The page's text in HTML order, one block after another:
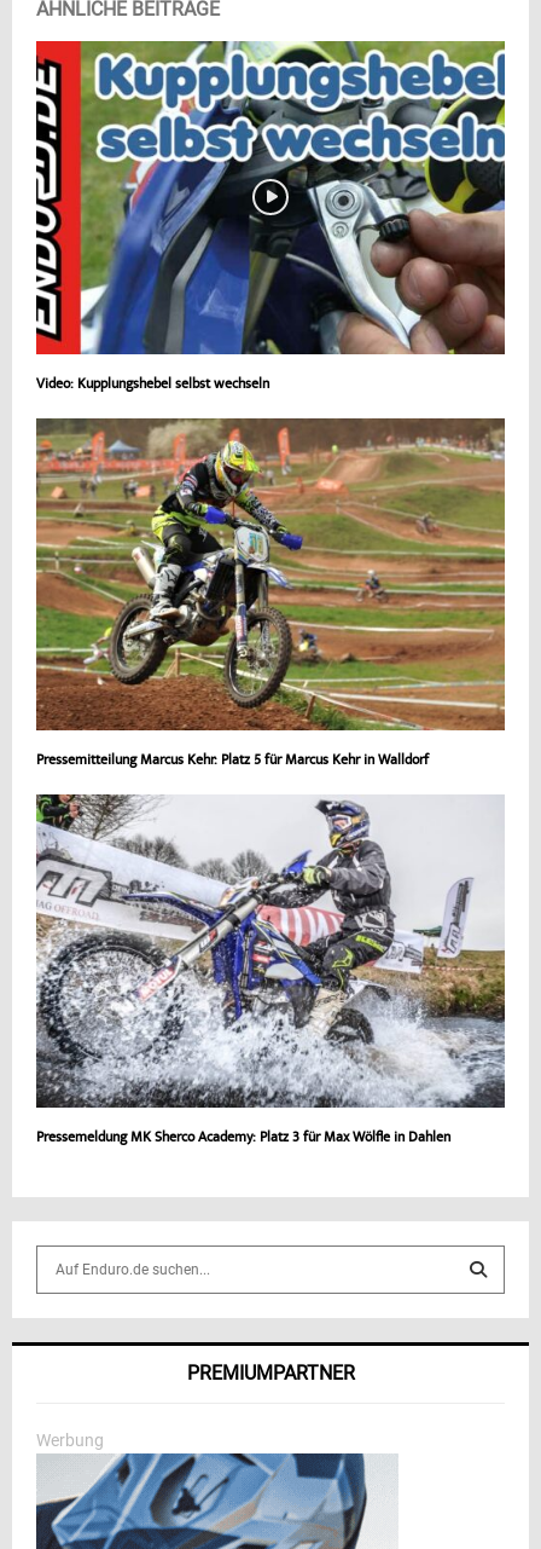
ÄHNLICHE BEITRÄGE
Video: Kupplungshebel selbst wechseln
Pressemitteilung Marcus Kehr: Platz 5 für Marcus Kehr in Walldorf
Pressemeldung MK Sherco Academy: Platz 3 für Max Wölfle in Dahlen
o
:
S
PREMIUMPARTNER
Werbung